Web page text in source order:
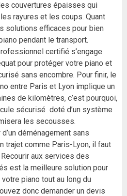
couvertures épaisses qui
rayures et les coups. Quant
solutions efficaces pour bien
pendant le transport.
certifié s’engage
pour protéger votre piano et
sans encombre. Pour finir, le
entre Paris et Lyon implique un
de kilomètres, c’est pourquoi,
sécurisé doté d’un système
les secousses.
déménagement sans
trajet comme Paris-Lyon, il faut
aux services des
est la meilleure solution pour
piano tout au long du
donc demander un devis